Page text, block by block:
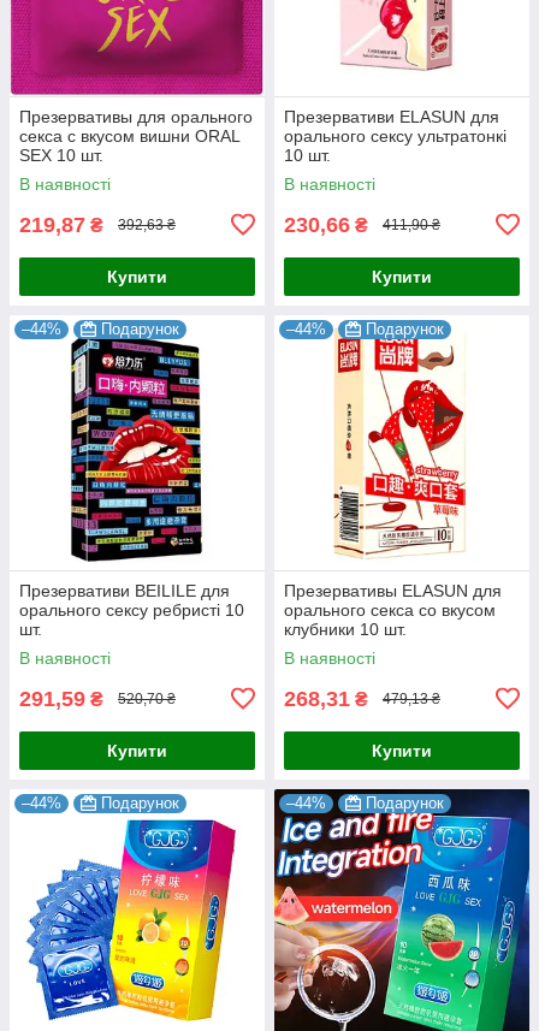
Презервативы для орального
секса с вкусом вишни ORAL
SEX 10 шт.
В наявності
219,87 ₴ 392,63 ₴
Купити
Презервативи ELASUN для
орального сексу ультратонкі
10 шт.
В наявності
230,66 ₴ 411,90 ₴
Купити
–44% Подарунок
Презервативи BEILILE для
орального сексу ребристі 10
шт.
В наявності
291,59 ₴ 520,70 ₴
Купити
–44% Подарунок
Презервативы ELASUN для
орального секса со вкусом
клубники 10 шт.
В наявності
268,31 ₴ 479,13 ₴
Купити
–44% Подарунок –44% Подарунок